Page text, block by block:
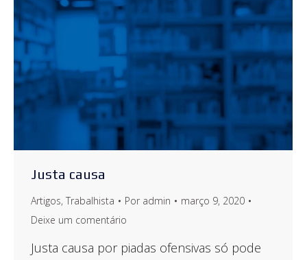
Justa causa
Artigos, Trabalhista Por admin
março 9, 2020
Deixe um comentário
Justa causa por piadas ofensivas só pode